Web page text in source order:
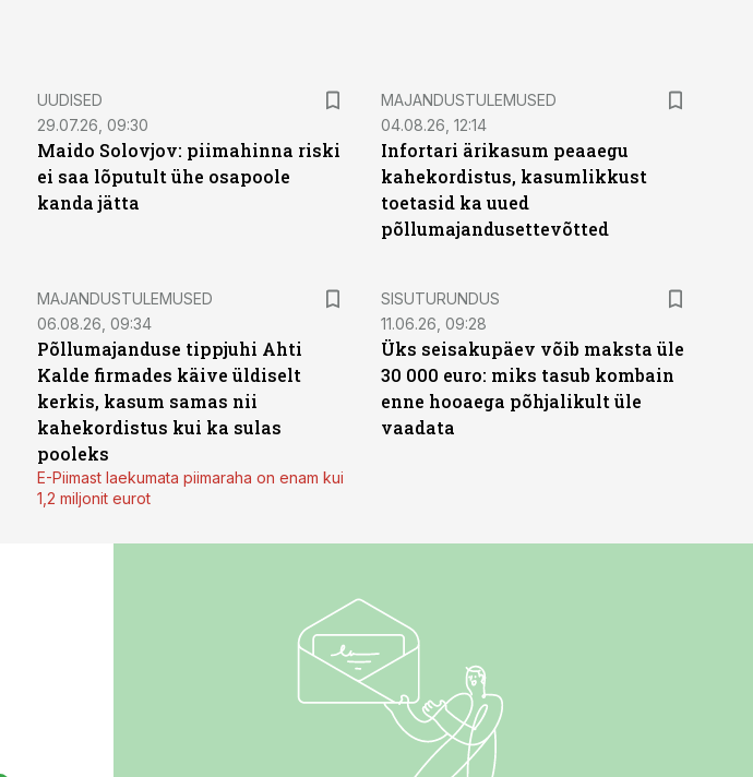
UUDISED
29.07.26, 09:30
Maido Solovjov: piimahinna riski
ei saa lõputult ühe osapoole
kanda jätta
MAJANDUSTULEMUSED
04.08.26, 12:14
Infortari ärikasum peaaegu
kahekordistus, kasumlikkust
toetasid ka uued
põllumajandusettevõtted
MAJANDUSTULEMUSED
06.08.26, 09:34
Põllumajanduse tippjuhi Ahti
Kalde firmades käive üldiselt
kerkis, kasum samas nii
kahekordistus kui ka sulas
pooleks
E-Piimast laekumata piimaraha on enam kui
1,2 miljonit eurot
ST
SISUTURUNDUS
11.06.26, 09:28
Üks seisakupäev võib maksta üle
30 000 euro: miks tasub kombain
enne hooaega põhjalikult üle
vaadata